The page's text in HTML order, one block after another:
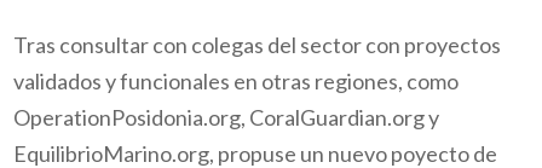
Tras consultar con colegas del sector con proyectos
validados y funcionales en otras regiones, como
OperationPosidonia.org, CoralGuardian.org y
EquilibrioMarino.org, propuse un nuevo poyecto de